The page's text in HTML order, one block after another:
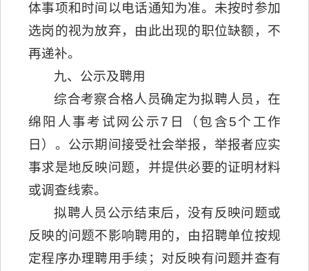
体事项和时间以电话通知为准。未按时参加
选岗的视为放弃，由此出现的职位缺额，不
再递补。
九、公示及聘用
综合考察合格人员确定为拟聘人员，在
绵阳人事考试网公示7日（包含5个工作
日）。公示期间接受社会举报，举报者应实
事求是地反映问题，并提供必要的证明材料
或调查线索。
拟聘人员公示结束后，没有反映问题或
反映的问题不影响聘用的，由招聘单位按规
定程序办理聘用手续；对反映有问题并查有